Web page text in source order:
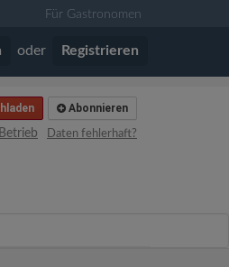
Für Gastronomen
oder Registrieren
Abonnieren
Daten fehlerhaft?